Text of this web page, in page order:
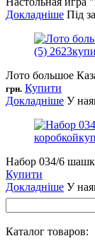
Докладніше Під
Лото большое
грн. Купити
Докладніше У
Набор 034/6
Купити
Докладніше У
Каталог товаров: